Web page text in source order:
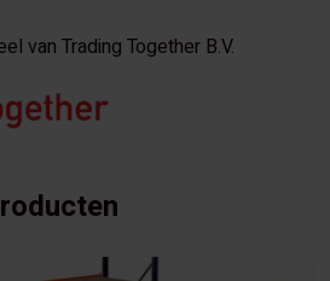
van Trading Together B.V.